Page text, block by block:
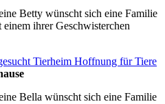
Betty wünscht sich eine Familie
ihrer Geschwisterchen
Bella wünscht sich eine Familie